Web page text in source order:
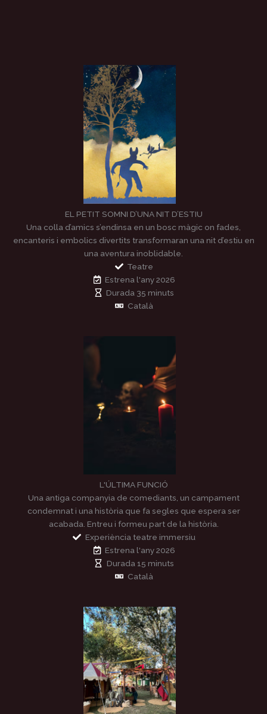
EL PETIT SOMNI D’UNA NIT D’ESTIU
Una colla d’amics s’endinsa en un bosc màgic on fades,
encanteris i embolics divertits transformaran una nit d’estiu en
una aventura inoblidable.
Teatre
Estrena l'any 2026
Durada 35 minuts
Català
L'ÚLTIMA FUNCIÓ
Una antiga companyia de comediants, un campament
condemnat i una història que fa segles que espera ser
acabada. Entreu i formeu part de la història.
Experiència teatre immersiu
Estrena l'any 2026
Durada 15 minuts
Català